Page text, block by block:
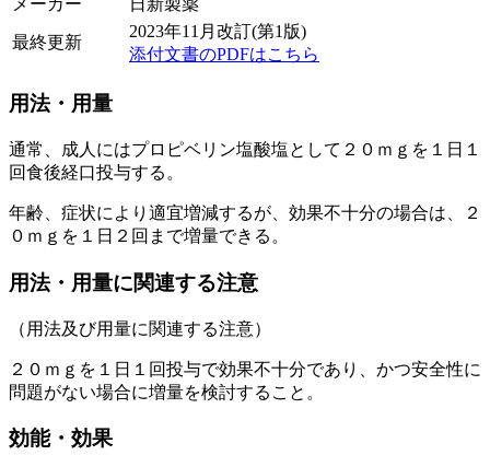
最終更新
2023年11月改訂(第1版)
添付文書のPDFはこちら
用法・用量
通常、成人にはプロピベリン塩酸塩として２０ｍｇを１日１
回食後経口投与する。
年齢、症状により適宜増減するが、効果不十分の場合は、２
０ｍｇを１日２回まで増量できる。
用法・用量に関連する注意
（用法及び用量に関連する注意）
２０ｍｇを１日１回投与で効果不十分であり、かつ安全性に
問題がない場合に増量を検討すること。
効能・効果